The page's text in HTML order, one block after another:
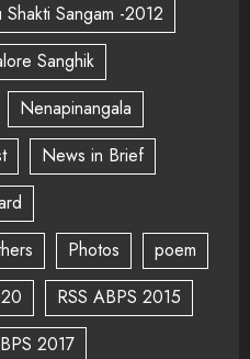
Shakti Sangam -2012
Sanghik
Nenapinangala
News in Brief
Photos
poem
RSS ABPS 2015
2017